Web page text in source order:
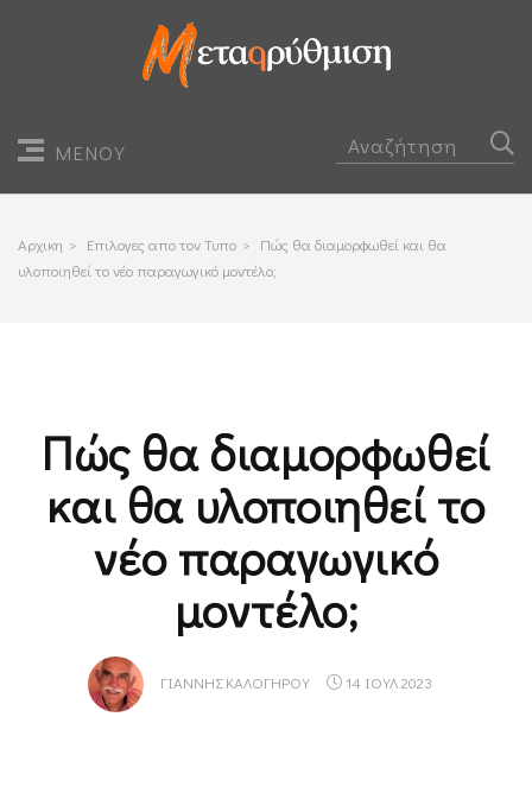
ΜΕΝΟΥ
Αρχικη > Επιλογες απο τον Τυπο > Πώς θα διαμορφωθεί και θα
υλοποιηθεί το νέο παραγωγικό μοντέλο;
Πώς θα διαμορφωθεί
και θα υλοποιηθεί το
νέο παραγωγικό
μοντέλο;
ΓΙΆΝΝΗΣ ΚΑΛΟΓΉΡΟΥ 14 ΙΟΥΛ 2023